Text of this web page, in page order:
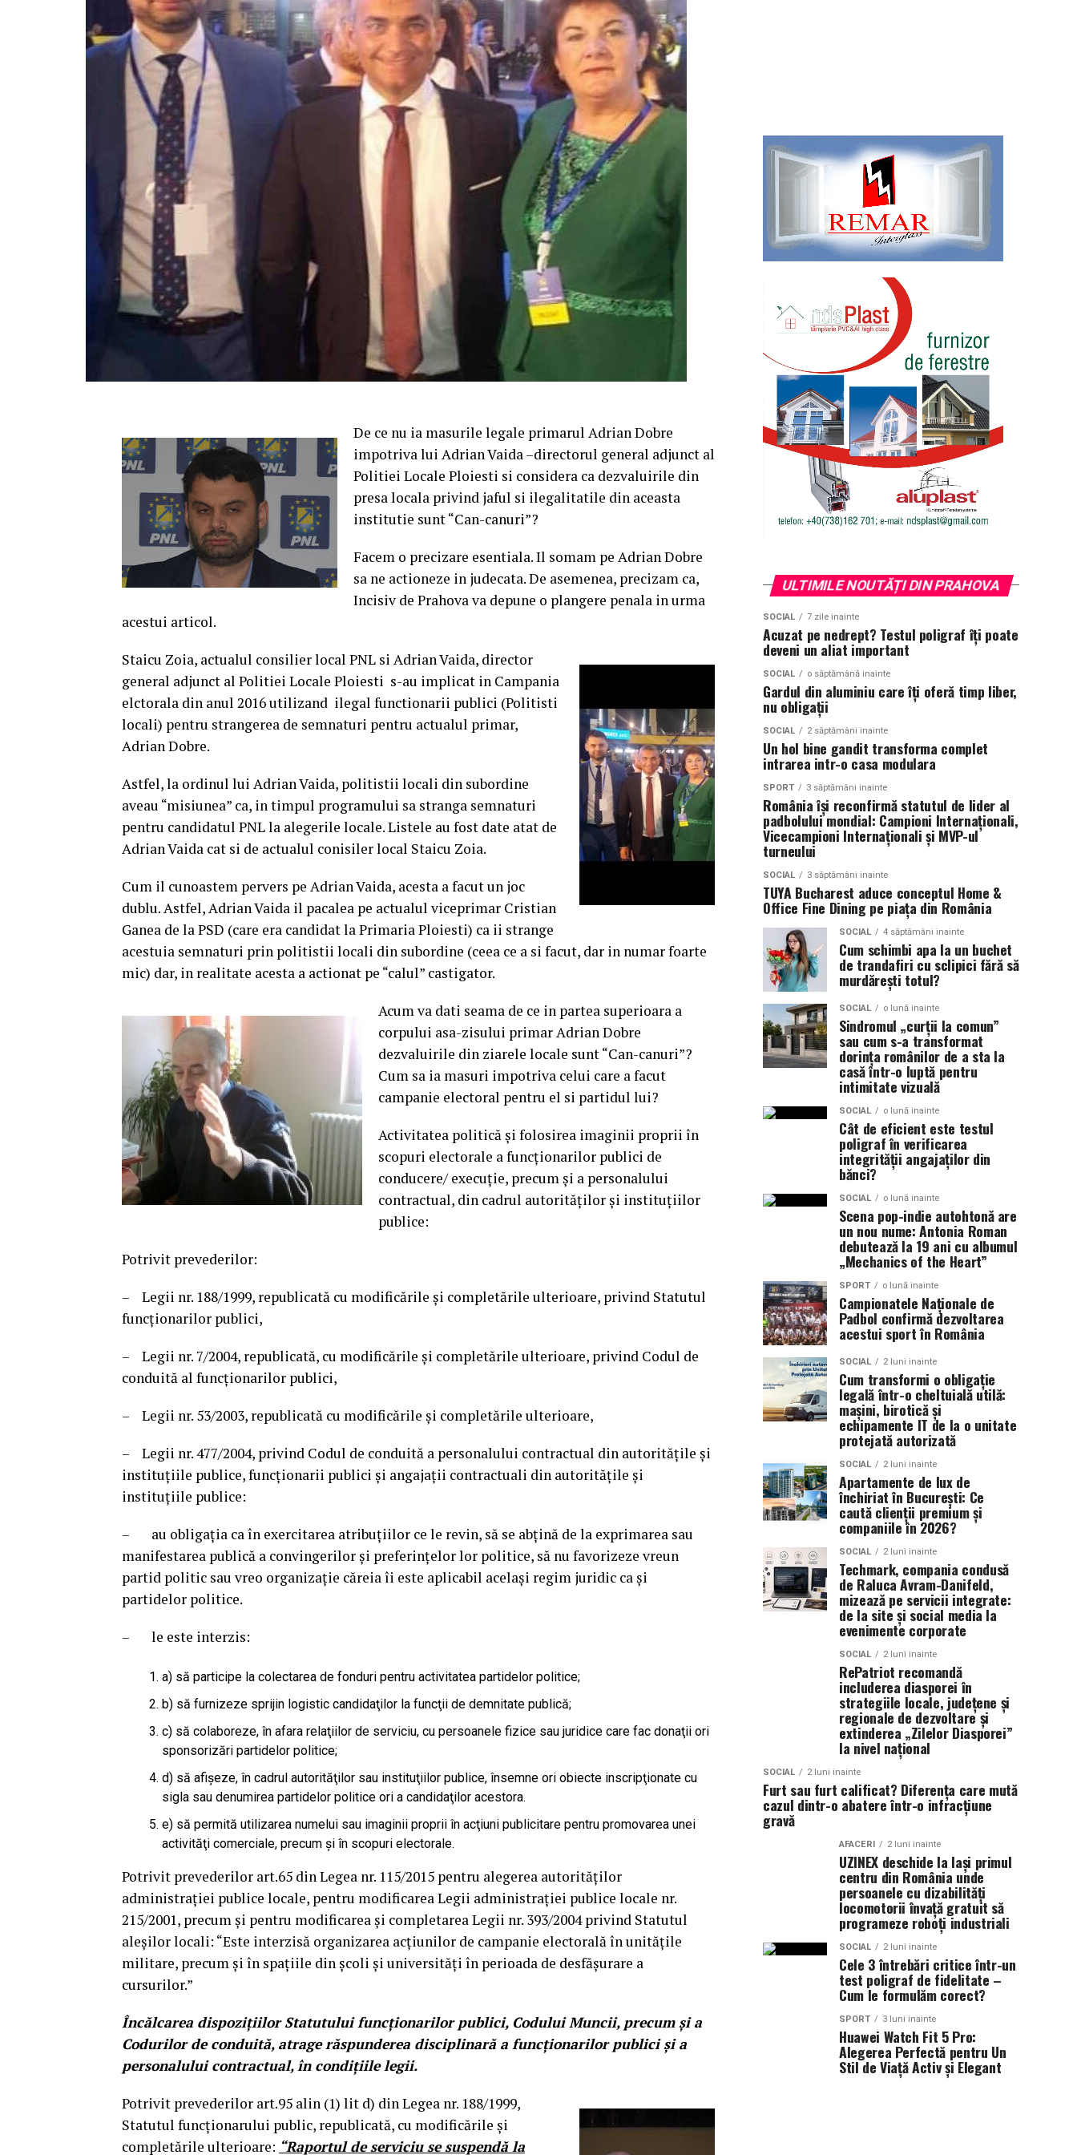
De ce nu ia masurile legale primarul Adrian Dobre
impotriva lui Adrian Vaida –directorul general adjunct al
Politiei Locale Ploiesti si considera ca dezvaluirile din
presa locala privind jaful si ilegalitatile din aceasta
institutie sunt “Can-canuri”?
Facem o precizare esentiala. Il somam pe Adrian Dobre
sa ne actioneze in judecata. De asemenea, precizam ca,
Incisiv de Prahova va depune o plangere penala in urma
acestui articol.
Staicu Zoia, actualul consilier local PNL si Adrian Vaida, director
general adjunct al Politiei Locale Ploiesti s-au implicat in Campania
elctorala din anul 2016 utilizand ilegal functionarii publici (Politisti
locali) pentru strangerea de semnaturi pentru actualul primar,
Adrian Dobre.
Astfel, la ordinul lui Adrian Vaida, politistii locali din subordine
aveau “misiunea” ca, in timpul programului sa stranga semnaturi
pentru candidatul PNL la alegerile locale. Listele au fost date atat de
Adrian Vaida cat si de actualul conisiler local Staicu Zoia.
Cum il cunoastem pervers pe Adrian Vaida, acesta a facut un joc
dublu. Astfel, Adrian Vaida il pacalea pe actualul viceprimar Cristian
Ganea de la PSD (care era candidat la Primaria Ploiesti) ca ii strange
acestuia semnaturi prin politistii locali din subordine (ceea ce a si facut, dar in numar foarte
mic) dar, in realitate acesta a actionat pe “calul” castigator.
Acum va dati seama de ce in partea superioara a
corpului asa-zisului primar Adrian Dobre
dezvaluirile din ziarele locale sunt “Can-canuri”?
Cum sa ia masuri impotriva celui care a facut
campanie electoral pentru el si partidul lui?
Activitatea politică şi folosirea imaginii proprii în
scopuri electorale a funcţionarilor publici de
conducere/ execuţie, precum şi a personalului
contractual, din cadrul autorităţilor şi instituţiilor
publice:
Potrivit prevederilor:
– Legii nr. 188/1999, republicată cu modificările şi completările ulterioare, privind Statutul
funcţionarilor publici,
– Legii nr. 7/2004, republicată, cu modificările şi completările ulterioare, privind Codul de
conduită al funcţionarilor publici,
– Legii nr. 53/2003, republicată cu modificările şi completările ulterioare,
– Legii nr. 477/2004, privind Codul de conduită a personalului contractual din autorităţile şi
instituţiile publice, funcţionarii publici şi angajaţii contractuali din autorităţile şi
instituţiile publice:
– au obligaţia ca în exercitarea atribuţiilor ce le revin, să se abţină de la exprimarea sau
manifestarea publică a convingerilor şi preferinţelor lor politice, să nu favorizeze vreun
partid politic sau vreo organizaţie căreia îi este aplicabil acelaşi regim juridic ca şi
partidelor politice.
– le este interzis:
a) să participe la colectarea de fonduri pentru activitatea partidelor politice;
b) să furnizeze sprijin logistic candidaţilor la funcţii de demnitate publică;
c) să colaboreze, în afara relaţiilor de serviciu, cu persoanele fizice sau juridice care fac donaţii ori
sponsorizări partidelor politice;
d) să afişeze, în cadrul autorităţilor sau instituţiilor publice, însemne ori obiecte inscripţionate cu
sigla sau denumirea partidelor politice ori a candidaţilor acestora.
e) să permită utilizarea numelui sau imaginii proprii în acţiuni publicitare pentru promovarea unei
activităţi comerciale, precum şi în scopuri electorale.
Potrivit prevederilor art.65 din Legea nr. 115/2015 pentru alegerea autorităţilor
administraţiei publice locale, pentru modificarea Legii administraţiei publice locale nr.
215/2001, precum şi pentru modificarea şi completarea Legii nr. 393/2004 privind Statutul
aleşilor locali: “Este interzisă organizarea acţiunilor de campanie electorală în unităţile
militare, precum şi în spaţiile din şcoli şi universităţi în perioada de desfăşurare a
cursurilor.”
Încălcarea dispoziţiilor Statutului funcţionarilor publici, Codului Muncii, precum şi a
Codurilor de conduită, atrage răspunderea disciplinară a funcţionarilor publici şi a
personalului contractual, în condiţiile legii.
Potrivit prevederilor art.95 alin (1) lit d) din Legea nr. 188/1999,
Statutul funcţionarului public, republicată, cu modificările şi
completările ulterioare: “Raportul de serviciu se suspendă la
ULTIMILE NOUTĂȚI DIN PRAHOVA
SOCIAL 7 zile inainte
Acuzat pe nedrept? Testul poligraf îţi poate
deveni un aliat important
SOCIAL o săptămână inainte
Gardul din aluminiu care îți oferă timp liber,
nu obligații
SOCIAL 2 săptămâni inainte
Un hol bine gandit transforma complet
intrarea intr-o casa modulara
SPORT 3 săptămâni inainte
România își reconfirmă statutul de lider al
padbolului mondial: Campioni Internaționali,
Vicecampioni Internaționali și MVP-ul
turneului
SOCIAL 3 săptămâni inainte
TUYA Bucharest aduce conceptul Home &
Office Fine Dining pe piața din România
SOCIAL 4 săptămâni inainte
Cum schimbi apa la un buchet
de trandafiri cu sclipici fără să
murdărești totul?
SOCIAL o lună inainte
Sindromul „curții la comun”
sau cum s-a transformat
dorința românilor de a sta la
casă într-o luptă pentru
intimitate vizuală
SOCIAL o lună inainte
Cât de eficient este testul
poligraf în verificarea
integrității angajaților din
bănci?
SOCIAL o lună inainte
Scena pop-indie autohtonă are
un nou nume: Antonia Roman
debutează la 19 ani cu albumul
„Mechanics of the Heart”
SPORT o lună inainte
Campionatele Naționale de
Padbol confirmă dezvoltarea
acestui sport în România
SOCIAL 2 luni inainte
Cum transformi o obligație
legală într-o cheltuială utilă:
mașini, birotică și
echipamente IT de la o unitate
protejată autorizată
SOCIAL 2 luni inainte
Apartamente de lux de
închiriat în București: Ce
caută clienții premium și
companiile în 2026?
SOCIAL 2 luni inainte
Techmark, compania condusă
de Raluca Avram-Danifeld,
mizează pe servicii integrate:
de la site și social media la
evenimente corporate
SOCIAL 2 luni inainte
RePatriot recomandă
includerea diasporei în
strategiile locale, județene și
regionale de dezvoltare și
extinderea „Zilelor Diasporei”
la nivel național
SOCIAL 2 luni inainte
Furt sau furt calificat? Diferența care mută
cazul dintr-o abatere într-o infracțiune
gravă
AFACERI 2 luni inainte
UZINEX deschide la Iași primul
centru din România unde
persoanele cu dizabilități
locomotorii învață gratuit să
programeze roboți industriali
SOCIAL 2 luni inainte
Cele 3 întrebări critice într-un
test poligraf de fidelitate –
Cum le formulăm corect?
SPORT 3 luni inainte
Huawei Watch Fit 5 Pro:
Alegerea Perfectă pentru Un
Stil de Viață Activ și Elegant